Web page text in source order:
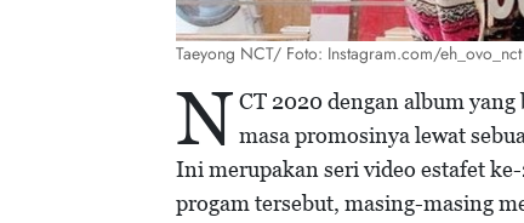
Taeyong NCT/ Foto: Instagram.com/eh_ovo_nct
N CT 2020 dengan album yang
masa promosinya lewat
Ini merupakan seri video estafet
progam tersebut, masing-masing